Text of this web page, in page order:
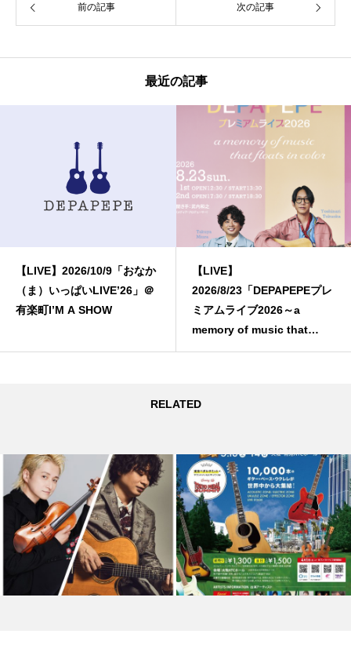
前の記事 次の記事
最近の記事
【LIVE】2026/10/9「おなか
（ま）いっぱいLIVE’26」＠
有楽町I’M A SHOW
【LIVE】
2026/8/23「DEPAPEPEプレ
ミアムライブ2026～a
memory of music that
floats in color～」
RELATED